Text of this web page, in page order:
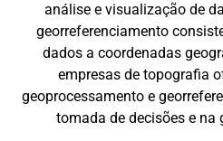
análise e visualização de
georreferenciamento
dados a coordenadas
empresas de topografia
geoprocessamento e
tomada de decisões e na